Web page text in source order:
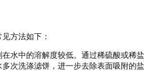
方法如下：
水中的溶解度较低。通过稀硫酸或稀
次洗涤滤饼，进一步去除表面吸附的